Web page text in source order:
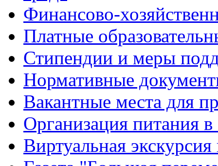
Финансово-
Платные
Стипендии и меры
Нормативные
Вакантные места для
Организация питания в
Виртуальная